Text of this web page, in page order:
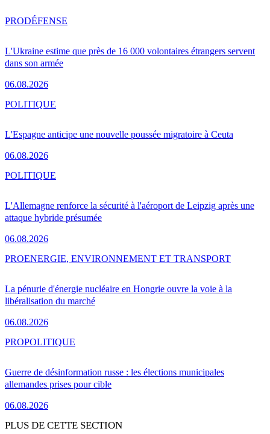
L'Ukraine estime que près de 16 000 volontaires étrangers servent
dans son armée
06.08.2026
PRODÉFENSE
L'Espagne anticipe une nouvelle poussée migratoire à Ceuta
06.08.2026
POLITIQUE
L'Allemagne renforce la sécurité à l'aéroport de Leipzig après une
attaque hybride présumée
06.08.2026
POLITIQUE
La pénurie d'énergie nucléaire en Hongrie ouvre la voie à la
libéralisation du marché
06.08.2026
PROENERGIE, ENVIRONNEMENT ET TRANSPORT
Guerre de désinformation russe : les élections municipales
allemandes prises pour cible
06.08.2026
PROPOLITIQUE
PLUS DE CETTE SECTION